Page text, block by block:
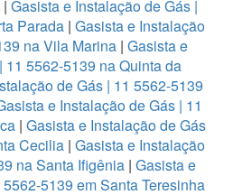
| Gasista e Instalação de Gás |
Parada| Gasista e Instalação
na Vila Marina | Gasista e
11 5562-5139 na Quinta da
de Gás | 11 5562-5139
e Instalação de Gás | 11
| Gasista e Instalação de Gás
Cecilia| Gasista e Instalação
na Santa Ifigênia | Gasista e
5139 em Santa Teresinha